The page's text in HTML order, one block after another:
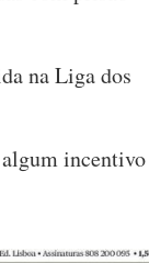
na Liga dos
incentivo